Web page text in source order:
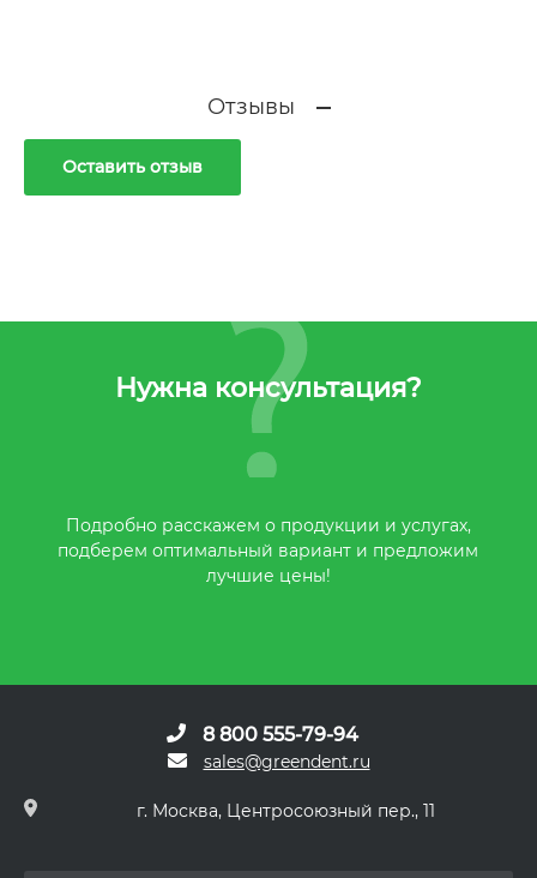
Отзывы
Оставить отзыв
Нужна консультация?
Подробно расскажем о продукции и услугах,
подберем оптимальный вариант и предложим
лучшие цены!
8 800 555-79-94
sales@greendent.ru
г. Москва, Центросоюзный пер., 11